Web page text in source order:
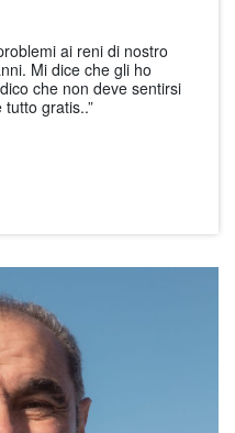
ai reni di nostro
Mi dice che gli ho
che non deve sentirsi
gratis..”